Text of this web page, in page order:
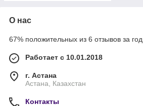
О нас
67% положительных из 6 отзывов за год
Работает с 10.01.2018
г. Астана
Астана, Казахстан
Контакты